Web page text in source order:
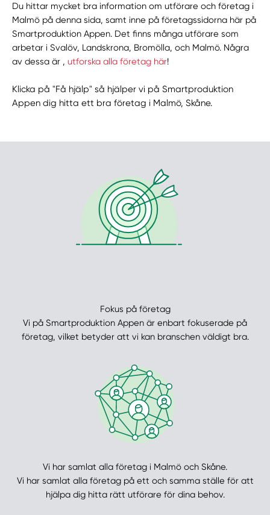
Du hittar mycket bra information om utförare och företag i
Malmö på denna sida, samt inne på företagssidorna här på
Smartproduktion Appen. Det finns många utförare som
arbetar i Svalöv, Landskrona, Bromölla, och Malmö. Några
av dessa är ,utforska alla företag här!
Klicka på "Få hjälp" så hjälper vi på Smartproduktion
Appen dig hitta ett bra företag i Malmö, Skåne.
Fokus på företag
Vi på Smartproduktion Appen är enbart fokuserade på
företag, vilket betyder att vi kan branschen väldigt bra.
Vi har samlat alla företag i Malmö och Skåne.
Vi har samlat alla företag på ett och samma ställe för att
hjälpa dig hitta rätt utförare för dina behov.